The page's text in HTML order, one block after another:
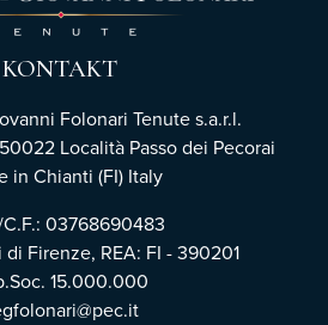
KONTAKT
Folonari Tenute s.a.r.l.
Località Passo dei Pecorai
in Chianti (FI) Italy
C.F.: 03768690483
di Firenze, REA: FI - 390201
15.000.000